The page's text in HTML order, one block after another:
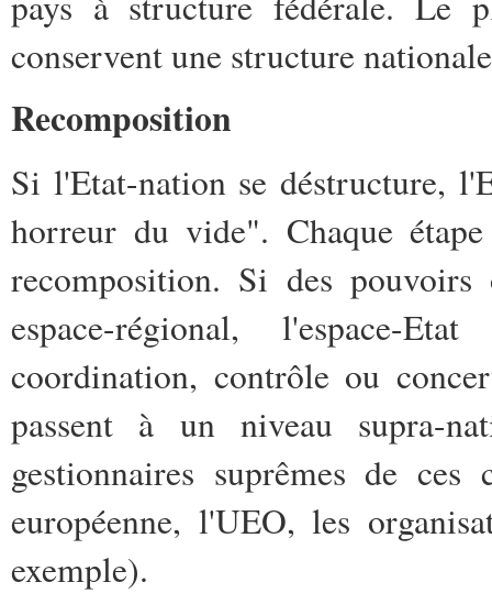
conservent une structure
Recomposition
Si l'Etat-nation se déstructure,
horreur du vide". Chaque
recomposition. Si des
espace-régional, l'espace-
coordination, contrôle ou
passent à un niveau supra-
gestionnaires suprêmes de
européenne, l'UEO, les
exemple).